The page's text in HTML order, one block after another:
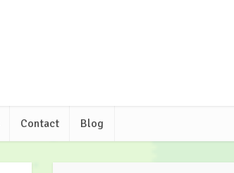
Contact Blog